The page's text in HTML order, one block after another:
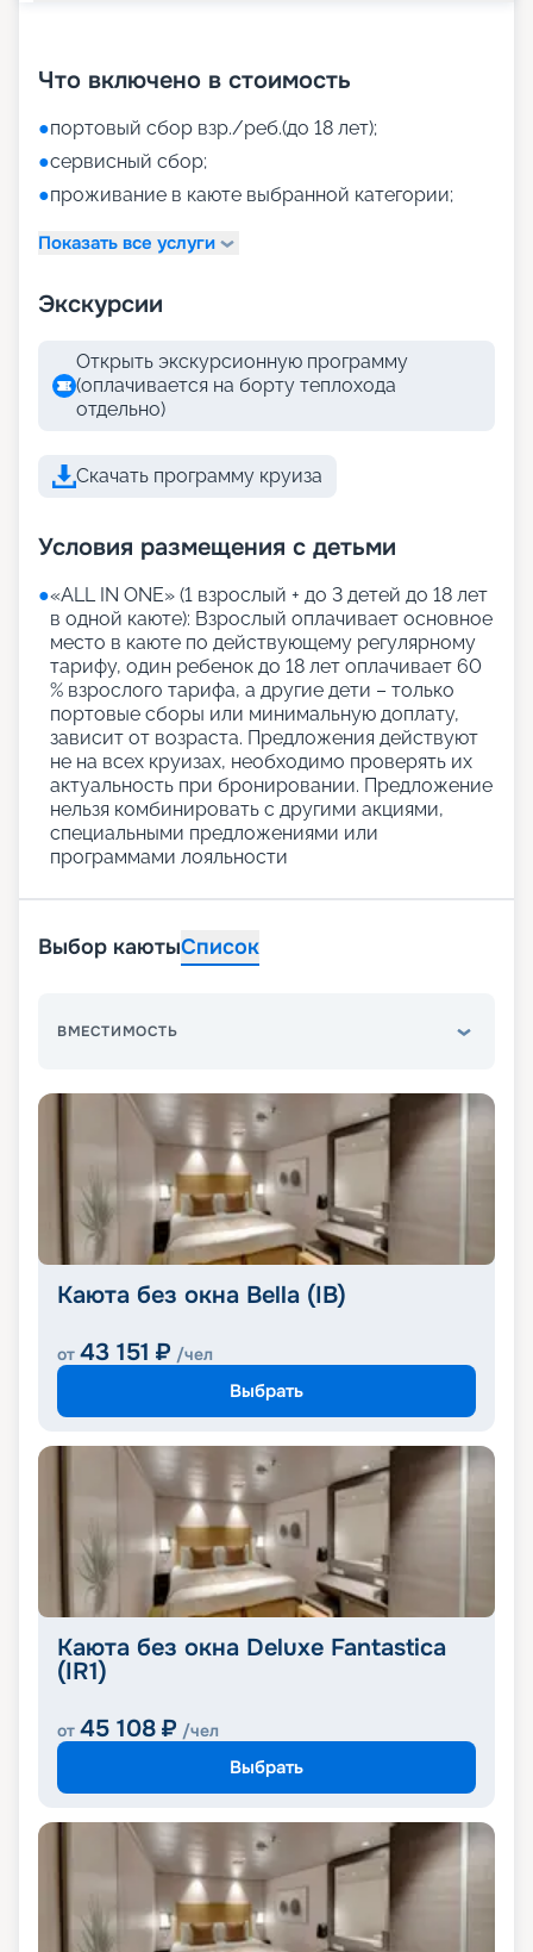
Что включено в стоимость
●портовый сбор взр./реб.(до 18 лет);
●сервисный сбор;
●проживание в каюте выбранной категории;
Показать все услуги
Экскурсии
Открыть экскурсионную программу
(оплачивается на борту теплохода
отдельно)
Скачать программу круиза
Условия размещения с детьми
●«АLL IN ONE» (1 взрослый + до 3 детей до 18 лет
в одной каюте): Взрослый оплачивает основное
место в каюте по действующему регулярному
тарифу, один ребенок до 18 лет оплачивает 60
% взрослого тарифа, а другие дети – только
портовые сборы или минимальную доплату,
зависит от возраста. Предложения действуют
не на всех круизах, необходимо проверять их
актуальность при бронировании. Предложение
нельзя комбинировать с другими акциями,
специальными предложениями или
программами лояльности
Выбор каютыСписок
ВМЕСТИМОСТЬ
Каюта без окна Bella (IB)
от 43 151 ₽ /чел
Выбрать
Каюта без окна Deluxe Fantastica
(IR1)
от 45 108 ₽ /чел
Выбрать